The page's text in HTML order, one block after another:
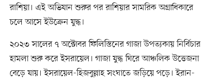
রাশিয়া। এই অভিযান শুরুর পর রাশিয়ার সামরিক অগ্রাধিকারে
চলে আসে ইউক্রেন যুদ্ধ।
২০২৩ সালের ৭ অক্টোবর ফিলিস্তিনের গাজা উপত্যকায় নির্বিচার
হামলা শুরু করে ইসরায়েল। গাজা যুদ্ধ ঘিরে আঞ্চলিক উত্তেজনা
বেড়ে যায়। ইসরায়েল-হিজবুল্লাহ সংঘাতে জড়িয়ে পড়ে। ইরান-